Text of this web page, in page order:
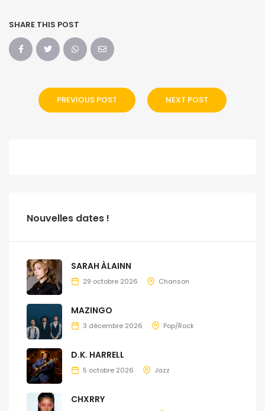
SHARE THIS POST
PREVIOUS POST NEXT POST
Nouvelles dates !
SARAH ÀLAINN
29 octobre 2026 Chanson
MAZINGO
3 décembre 2026 Pop/Rock
D.K. HARRELL
5 octobre 2026 Jazz
CHXRRY